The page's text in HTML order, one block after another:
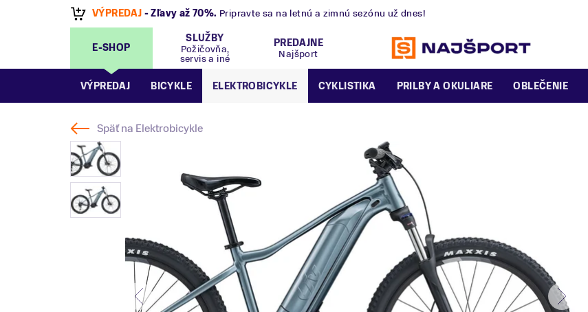
VÝPREDAJ - Zľavy až 70%. Pripravte sa na letnú a zimnú sezónu už dnes!
E-SHOP
SLUŽBY
Požičovňa,
servis a iné
PREDAJNE
Najšport
VÝPREDAJ BICYKLE ELEKTROBICYKLE CYKLISTIKA PRILBY A OKULIARE OBLEČENIE
Späť na Elektrobicykle